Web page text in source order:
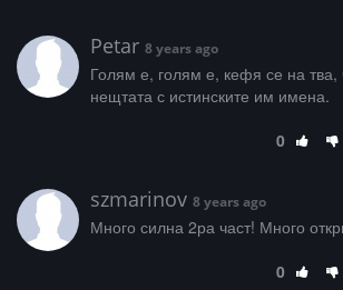
Petar 8 years ago
Голям е, голям е, кефя се на тва,
нещтата с истинските им имена.
0
szmarinov 8 years ago
Много силна 2ра част! Много
0